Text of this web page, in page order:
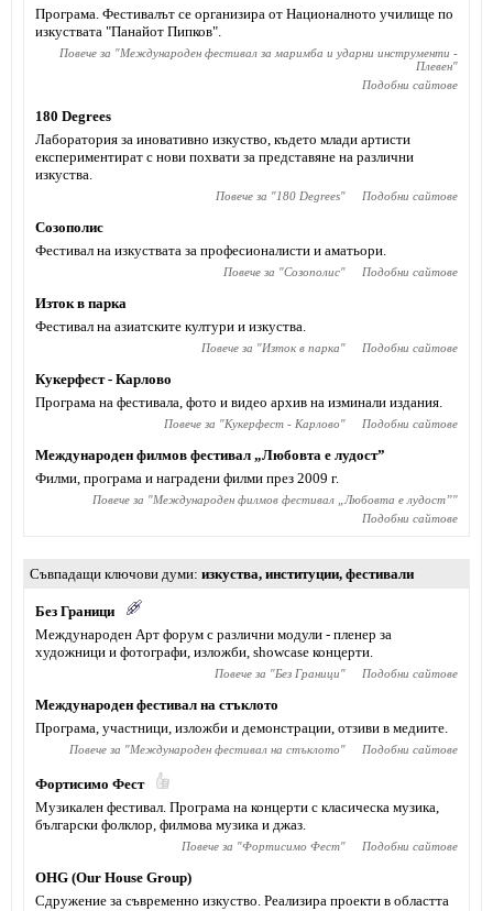
Програма. Фестивалът се организира от Националното училище по
изкуствата "Панайот Пипков".
Повече за "Международен фестивал за маримба и ударни инструменти -
Плевен"
Подобни сайтове
180 Degrees
Лаборатория за иновативно изкуство, където млади артисти
експериментират с нови похвати за представяне на различни
изкуства.
Повече за "180 Degrees" Подобни сайтове
Созополис
Фестивал на изкуствата за професионалисти и аматьори.
Повече за "Созополис" Подобни сайтове
Изток в парка
Фестивал на азиатските култури и изкуства.
Повече за "Изток в парка" Подобни сайтове
Кукерфест - Карлово
Програма на фестивала, фото и видео архив на изминали издания.
Повече за "Кукерфест - Карлово" Подобни сайтове
Международен филмов фестивал „Любовта е лудост”
Филми, програма и наградени филми през 2009 г.
Повече за "Международен филмов фестивал „Любовта е лудост”"
Подобни сайтове
Съвпадащи ключови думи изкуства, институции, фестивали
Без Граници
Международен Арт форум с различни модули - пленер за
художници и фотографи, изложби, showcase концерти.
Повече за "Без Граници" Подобни сайтове
Международен фестивал на стъклото
Програма, участници, изложби и демонстрации, отзиви в медиите.
Повече за "Международен фестивал на стъклото" Подобни сайтове
Фортисимо Фест
Музикален фестивал. Програма на концерти с класическа музика,
български фолклор, филмова музика и джаз.
Повече за "Фортисимо Фест" Подобни сайтове
OHG (Our House Group)
Сдружение за съвременно изкуствo. Реализира проекти в областта